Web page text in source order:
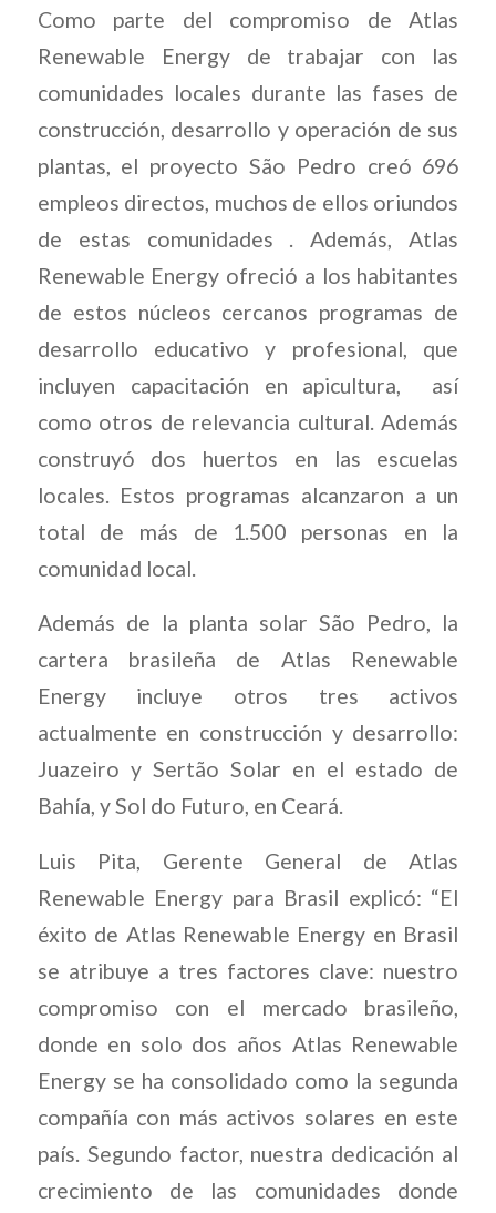
Como parte del compromiso de Atlas
Renewable Energy de trabajar con las
comunidades locales durante las fases de
construcción, desarrollo y operación de sus
plantas, el proyecto São Pedro creó 696
empleos directos, muchos de ellos oriundos
de estas comunidades . Además, Atlas
Renewable Energy ofreció a los habitantes
de estos núcleos cercanos programas de
desarrollo educativo y profesional, que
incluyen capacitación en apicultura, así
como otros de relevancia cultural. Además
construyó dos huertos en las escuelas
locales. Estos programas alcanzaron a un
total de más de 1.500 personas en la
comunidad local.
Además de la planta solar São Pedro, la
cartera brasileña de Atlas Renewable
Energy incluye otros tres activos
actualmente en construcción y desarrollo:
Juazeiro y Sertão Solar en el estado de
Bahía, y Sol do Futuro, en Ceará.
Luis Pita, Gerente General de Atlas
Renewable Energy para Brasil explicó: “El
éxito de Atlas Renewable Energy en Brasil
se atribuye a tres factores clave: nuestro
compromiso con el mercado brasileño,
donde en solo dos años Atlas Renewable
Energy se ha consolidado como la segunda
compañía con más activos solares en este
país. Segundo factor, nuestra dedicación al
crecimiento de las comunidades donde